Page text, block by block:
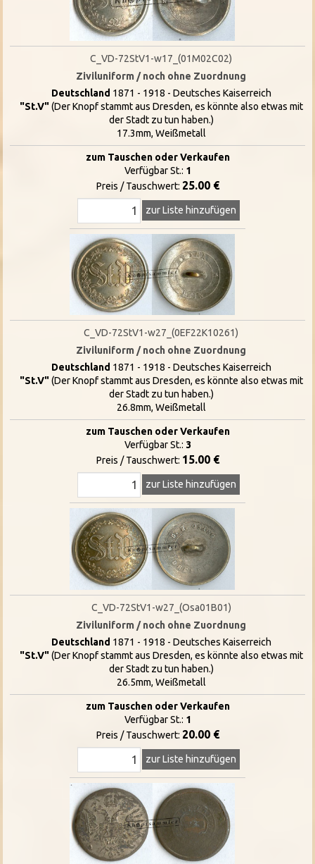
C_VD-72StV1-w17_(01M02C02)
Ziviluniform / noch ohne Zuordnung
Deutschland 1871 - 1918 - Deutsches Kaiserreich
"St.V"(Der Knopf stammt aus Dresden, es könnte also etwas mit
der Stadt zu tun haben.)
17.3mm, Weißmetall
zum Tauschen oder Verkaufen
Verfügbar St.: 1
Preis / Tauschwert: 25.00 €
zur Liste hinzufügen
C_VD-72StV1-w27_(0EF22K10261)
Ziviluniform / noch ohne Zuordnung
Deutschland 1871 - 1918 - Deutsches Kaiserreich
"St.V"(Der Knopf stammt aus Dresden, es könnte also etwas mit
der Stadt zu tun haben.)
26.8mm, Weißmetall
zum Tauschen oder Verkaufen
Verfügbar St.: 3
Preis / Tauschwert: 15.00 €
zur Liste hinzufügen
C_VD-72StV1-w27_(Osa01B01)
Ziviluniform / noch ohne Zuordnung
Deutschland 1871 - 1918 - Deutsches Kaiserreich
"St.V"(Der Knopf stammt aus Dresden, es könnte also etwas mit
der Stadt zu tun haben.)
26.5mm, Weißmetall
zum Tauschen oder Verkaufen
Verfügbar St.: 1
Preis / Tauschwert: 20.00 €
zur Liste hinzufügen